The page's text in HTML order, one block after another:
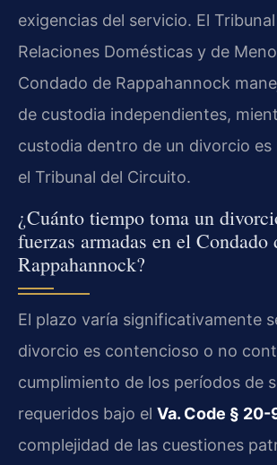
exigencias del servicio. El
Relaciones Domésticas y de
Condado de Rappahannock
de custodia independientes,
custodia dentro de un divorcio es
el Tribunal del Circuito.
¿Cuánto tiempo toma un
fuerzas armadas en el Condado
Rappahannock?
El plazo varía significativamente
divorcio es contencioso o no
cumplimiento de los períodos de
requeridos bajo el Va. Code § 20-
complejidad de las cuestiones